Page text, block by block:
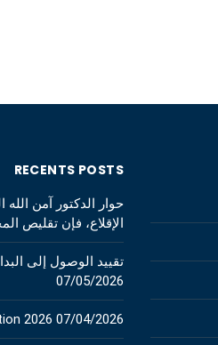
RECENTS POSTS
حوار الدكتور آمن
الإقلاع، فإن تقليص
تقييد الوصول إلى
07/05/2026
2026 07/04/2026